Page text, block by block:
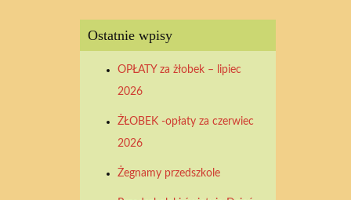
Ostatnie wpisy
OPŁATY za żłobek – lipiec
2026
ŻŁOBEK -opłaty za czerwiec
2026
Żegnamy przedszkole